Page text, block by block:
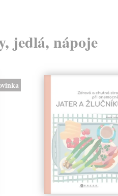
jedlá, nápoje